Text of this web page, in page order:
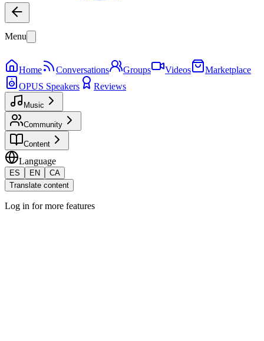
Menu
Home Conversations Groups Videos
Marketplace
OPUS Speakers
Reviews
Music
Community
Content
Language
ES EN
CA
Translate content
Log in for more features